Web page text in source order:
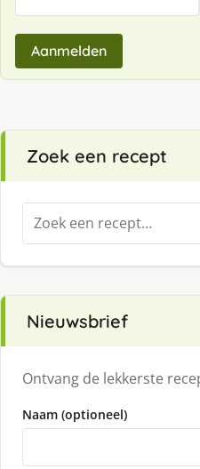
Aanmelden
Zoek een recept
Zoeken
naar:
Nieuwsbrief
Ontvang de lekkerste
Naam (optioneel)